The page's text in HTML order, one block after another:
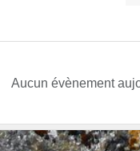
Aucun évènement